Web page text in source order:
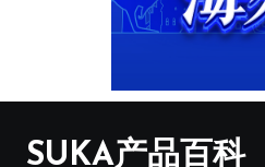
SUKA产品百科